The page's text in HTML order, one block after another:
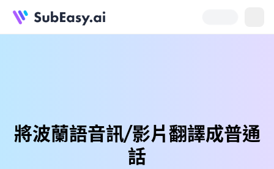
將波蘭語音訊/影片翻譯成普通
話